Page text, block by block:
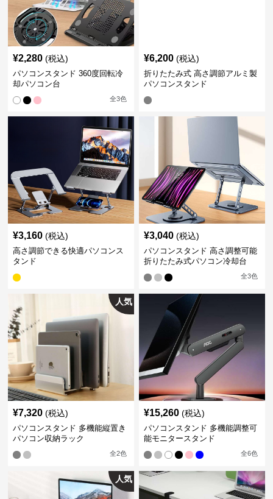
¥2,280 (税込)
パソコンスタンド 360度回転冷
却パソコン台
全3色
¥6,200 (税込)
折りたたみ式 高さ調節アルミ製
パソコンスタンド
¥3,160 (税込)
高さ調節できる快適パソコンス
タンド
¥3,040 (税込)
パソコンスタンド 高さ調整可能
折りたたみ式パソコン冷却台
全3色
人気
¥7,320 (税込)
パソコンスタンド 多機能縦置き
パソコン収納ラック
全2色
¥15,260 (税込)
パソコンスタンド 多機能調整可
能モニタースタンド
全6色
人気